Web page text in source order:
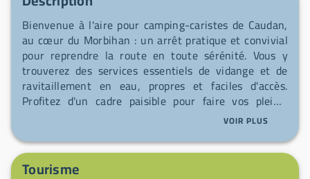
Bienvenue à l'aire pour camping-caristes de Caudan,
au cœur du Morbihan : un arrêt pratique et convivial
pour reprendre la route en toute sérénité. Vous y
trouverez des services essentiels de vidange et de
ravitaillement en eau, propres et faciles d'accès.
Profitez d'un cadre paisible pour faire vos pleins,
poser vos valises un instant et partir découvrir la
VOIR PLUS
Tourisme